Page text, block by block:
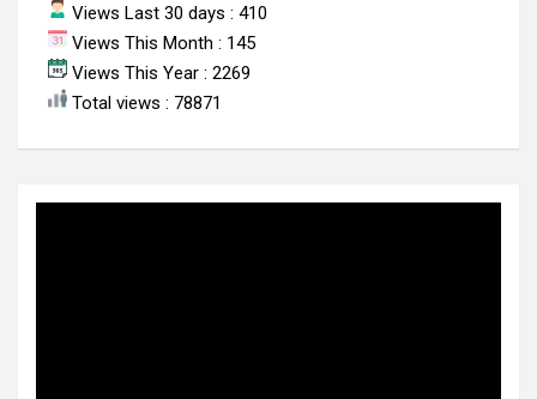
Views Last 30 days : 410
Views This Month : 145
Views This Year : 2269
Total views : 78871